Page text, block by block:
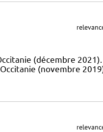
(décembre
(novembre